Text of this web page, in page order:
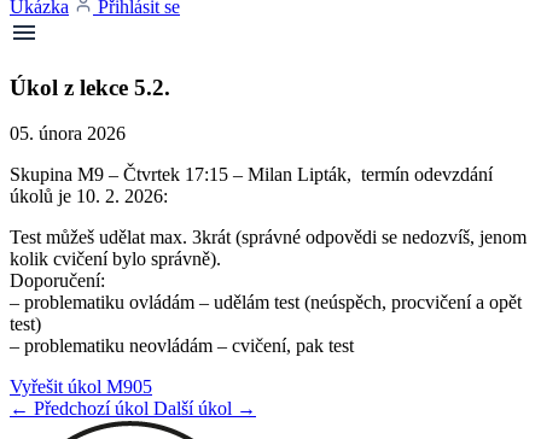
Ukázka
Přihlásit se
Úkol z lekce 5.2.
05. února 2026
Skupina M9 – Čtvrtek 17:15 – Milan Lipták, termín odevzdání
úkolů je 10. 2. 2026:
Test můžeš udělat max. 3krát (správné odpovědi se nedozvíš, jenom
kolik cvičení bylo správně).
Doporučení:
– problematiku ovládám – udělám test (neúspěch, procvičení a opět
test)
– problematiku neovládám – cvičení, pak test
Vyřešit úkol M905
← Předchozí úkol Další úkol →